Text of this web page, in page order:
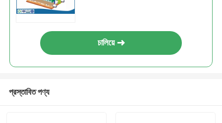
চালিয়ে
প্রস্তাবিত পণ্য